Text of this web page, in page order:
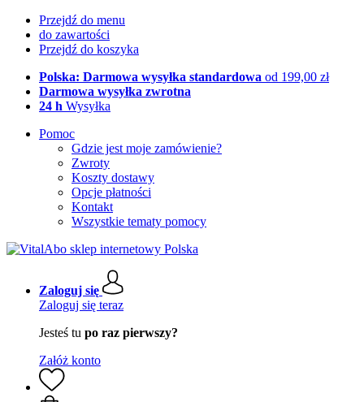
Przejdź do menu
do zawartości
Przejdź do koszyka
Polska: Darmowa wysyłka standardowa od 199,00 zł
Darmowa wysyłka zwrotna
24 h Wysyłka
Pomoc
Gdzie jest moje zamówienie?
Zwroty
Koszty dostawy
Opcje płatności
Kontakt
Wszystkie tematy pomocy
Zaloguj się
Zaloguj się teraz
Jesteś tu po raz pierwszy?
Załóż konto